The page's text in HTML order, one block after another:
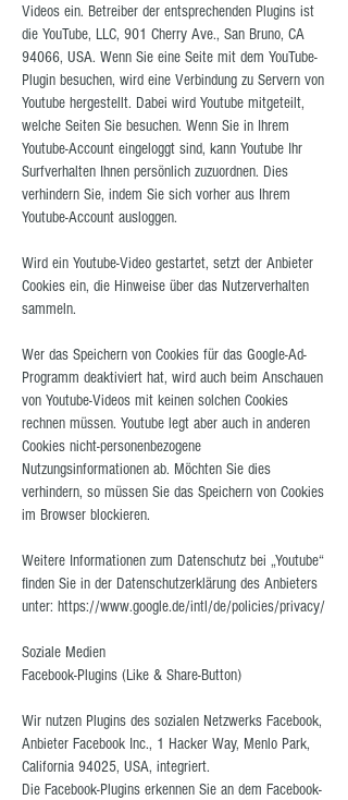
Videos ein. Betreiber der entsprechenden Plugins ist
die YouTube, LLC, 901 Cherry Ave., San Bruno, CA
94066, USA. Wenn Sie eine Seite mit dem YouTube-
Plugin besuchen, wird eine Verbindung zu Servern von
Youtube hergestellt. Dabei wird Youtube mitgeteilt,
welche Seiten Sie besuchen. Wenn Sie in Ihrem
Youtube-Account eingeloggt sind, kann Youtube Ihr
Surfverhalten Ihnen persönlich zuzuordnen. Dies
verhindern Sie, indem Sie sich vorher aus Ihrem
Youtube-Account ausloggen.
Wird ein Youtube-Video gestartet, setzt der Anbieter
Cookies ein, die Hinweise über das Nutzerverhalten
sammeln.
Wer das Speichern von Cookies für das Google-Ad-
Programm deaktiviert hat, wird auch beim Anschauen
von Youtube-Videos mit keinen solchen Cookies
rechnen müssen. Youtube legt aber auch in anderen
Cookies nicht-personenbezogene
Nutzungsinformationen ab. Möchten Sie dies
verhindern, so müssen Sie das Speichern von Cookies
im Browser blockieren.
Weitere Informationen zum Datenschutz bei „Youtube“
finden Sie in der Datenschutzerklärung des Anbieters
unter: https://www.google.de/intl/de/policies/privacy/
Soziale Medien
Facebook-Plugins (Like & Share-Button)
Wir nutzen Plugins des sozialen Netzwerks Facebook,
Anbieter Facebook Inc., 1 Hacker Way, Menlo Park,
California 94025, USA, integriert.
Die Facebook-Plugins erkennen Sie an dem Facebook-